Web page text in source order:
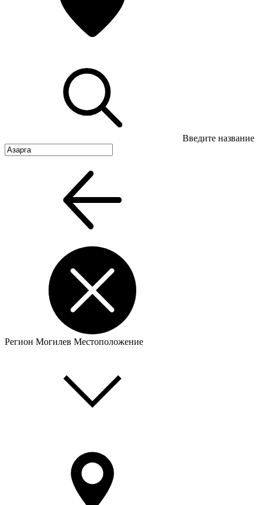
Введите название
Регион Могилев Местоположение